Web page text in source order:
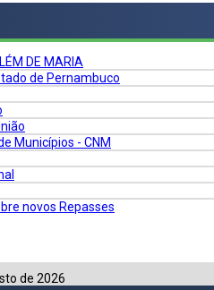
DE MARIA
de Pernambuco
Municípios - CNM
novos Repasses
de 2026